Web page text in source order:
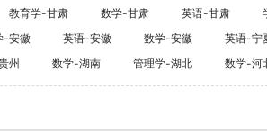
教育学-甘肃 数学-甘肃 英语-甘肃
-安徽 英语-安徽 数学-安徽 英语-宁
州 数学-湖南 管理学-湖北 数学-河